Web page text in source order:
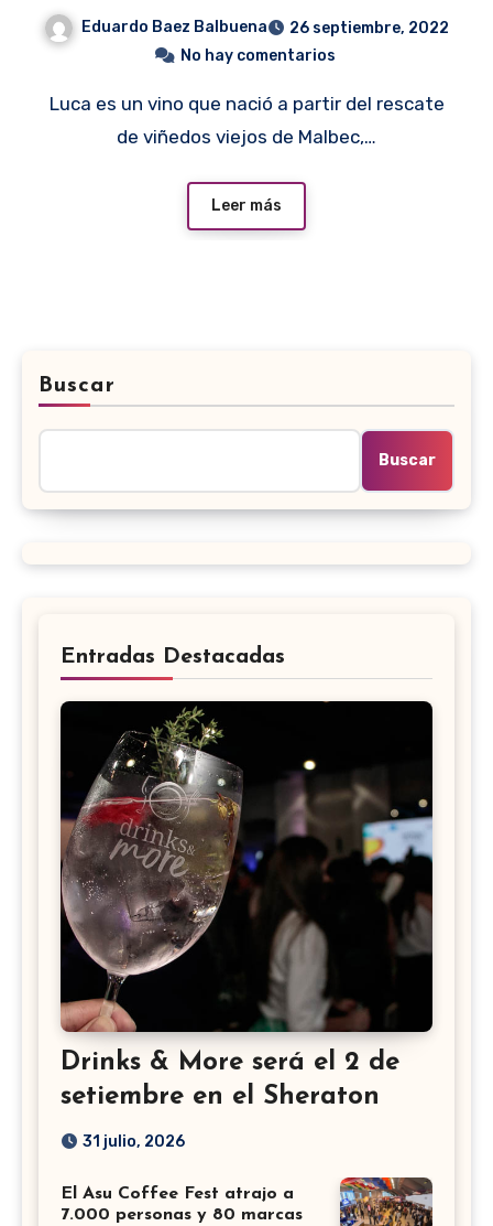
Eduardo Baez Balbuena
26 septiembre, 2022
No hay comentarios
Luca es un vino que nació a partir del rescate
de viñedos viejos de Malbec,…
Leer más
Buscar
Buscar
Entradas Destacadas
Drinks & More será el 2 de
setiembre en el Sheraton
31 julio, 2026
El Asu Coffee Fest atrajo a
7.000 personas y 80 marcas